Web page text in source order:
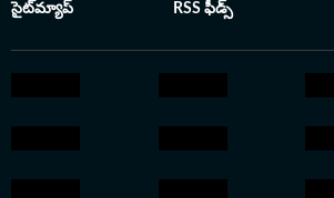
సైట్‌మ్యాప్ RSS ఫీడ్స్